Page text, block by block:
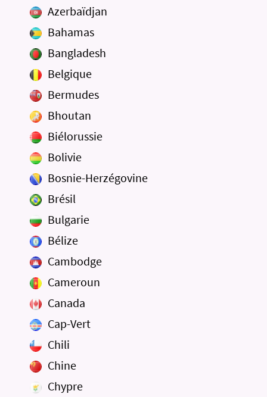
Azerbaïdjan
Bahamas
Bangladesh
Belgique
Bermudes
Bhoutan
Biélorussie
Bolivie
Bosnie-Herzégovine
Brésil
Bulgarie
Bélize
Cambodge
Cameroun
Canada
Cap-Vert
Chili
Chine
Chypre